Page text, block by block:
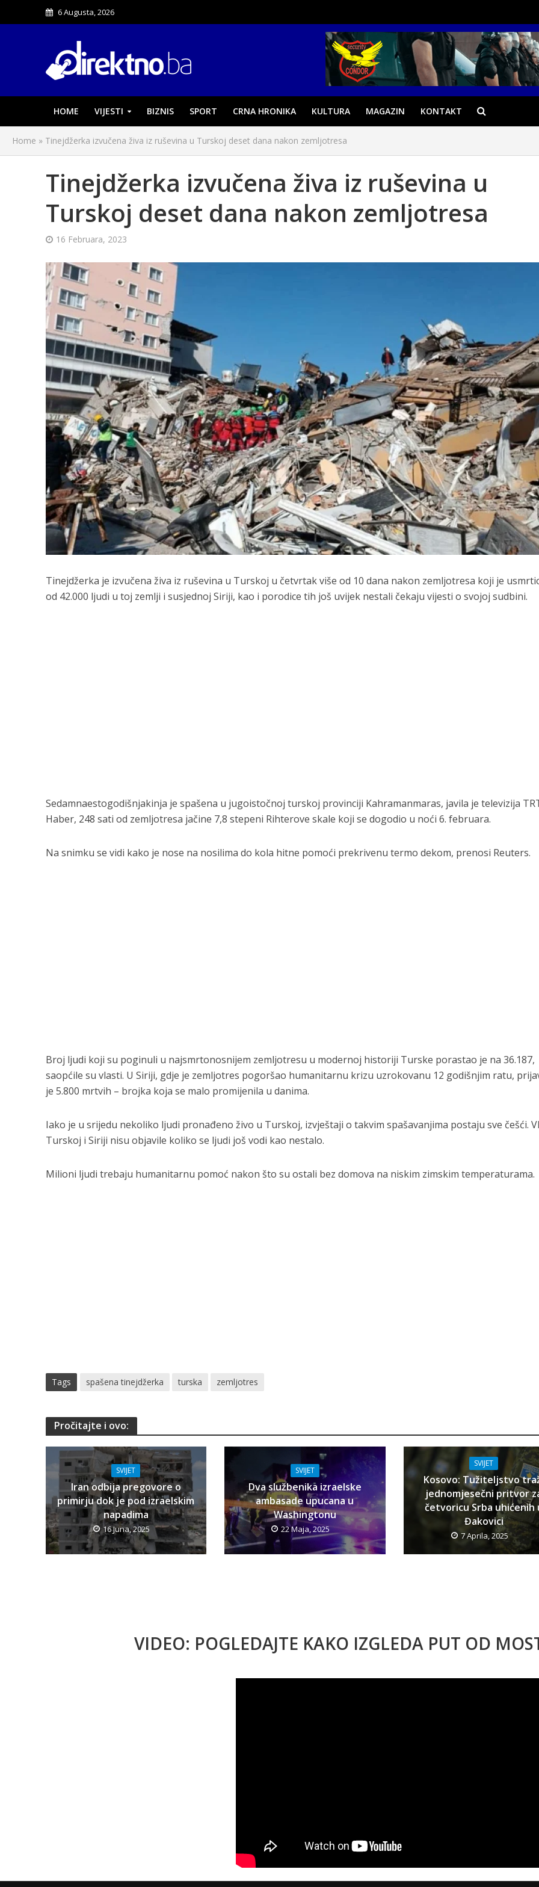
6 Augusta, 2026
HOME VIJESTI BIZNIS SPORT CRNA HRONIKA KULTURA MAGAZIN KONTAKT
Home » Tinejdžerka izvučena živa iz ruševina u Turskoj deset dana nakon zemljotresa
Tinejdžerka izvučena živa iz ruševina u
Turskoj deset dana nakon zemljotresa
16 Februara, 2023
Tinejdžerka je izvučena živa iz ruševina u Turskoj u četvrtak više od 10 dana nakon zemljotresa koji je
od 42.000 ljudi u toj zemlji i susjednoj Siriji, kao i porodice tih još uvijek nestali čekaju vijesti o svojoj sudbini.
Sedamnaestogodišnjakinja je spašena u jugoistočnoj turskoj provinciji Kahramanmaras, javila je televizija
Haber, 248 sati od zemljotresa jačine 7,8 stepeni Rihterove skale koji se dogodio u noći 6. februara.
Na snimku se vidi kako je nose na nosilima do kola hitne pomoći prekrivenu termo dekom, prenosi Reuters.
Broj ljudi koji su poginuli u najsmrtonosnijem zemljotresu u modernoj historiji Turske porastao je na 36.187,
saopćile su vlasti. U Siriji, gdje je zemljotres pogoršao humanitarnu krizu uzrokovanu 12 godišnjim ratu,
je 5.800 mrtvih – brojka koja se malo promijenila u danima.
Iako je u srijedu nekoliko ljudi pronađeno živo u Turskoj, izvještaji o takvim spašavanjima postaju sve češći.
Turskoj i Siriji nisu objavile koliko se ljudi još vodi kao nestalo.
Milioni ljudi trebaju humanitarnu pomoć nakon što su ostali bez domova na niskim zimskim temperaturama.
Tags spašena tinejdžerka turska zemljotres
Pročitajte i ovo:
SVIJET
Iran odbija pregovore o
primirju dok je pod izraelskim
napadima
16 Juna, 2025
SVIJET
Dva službenika izraelske
ambasade upucana u
Washingtonu
22 Maja, 2025
SVIJET
Kosovo: Tužiteljstvo
jednomjesečni pritvor
četvoricu Srba uhićenih
Đakovici
7 Aprila, 2025
VIDEO: POGLEDAJTE KAKO IZGLEDA PUT OD